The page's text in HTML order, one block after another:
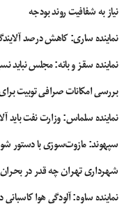
چشم‌اندازی ۳۶۰ درجه از افق غیرقابل توصیف شهر را نیز پیشکش مهمانان می‌کند.
هزینه بلیت تهران استانبول
نیاز به شفافیت روند بودجه
نماینده ساری: کاهش درصد
نماینده سقز و بانه: مجلس
بررسی امکانات صرافی توبیت برای
نماینده سلماس: وزارت نفت باید
سپهوند:‌ مازوت‌سوزی با دستور
شهرداری تهران چه قدر در
نماینده ساوه: آلودگی هوا کاسبانی